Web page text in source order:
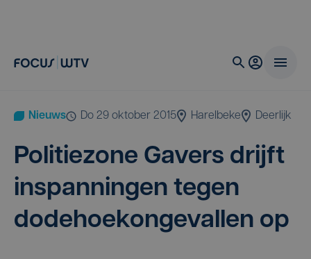
Nieuws do 29 oktober 2015 Harelbeke Deerlijk
Poli­tie­zo­ne Gavers drijft
inspan­nin­gen tegen
dode­hoe­kon­geval­len op